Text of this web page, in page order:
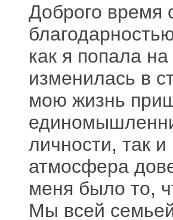
Доброго время
как я попала
изменилась в
мою жизнь
личности, так
атмосфера
меня было то,
Мы всей